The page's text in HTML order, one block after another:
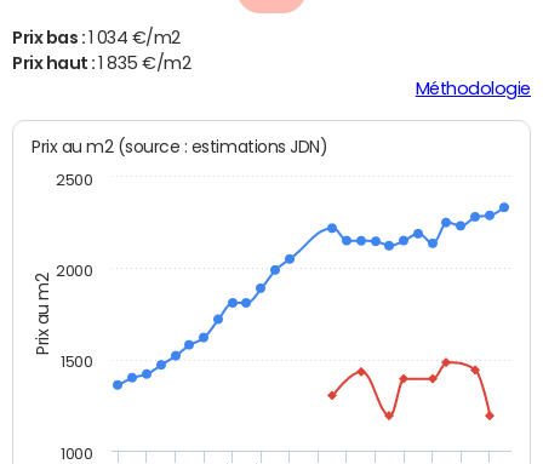
Prix bas : 1 034 €/m2
Prix haut :1 835 €/m2
Méthodologie
Prix au m2
Prix au m2 (source : estimations JDN)
1000
1500
2000
2500